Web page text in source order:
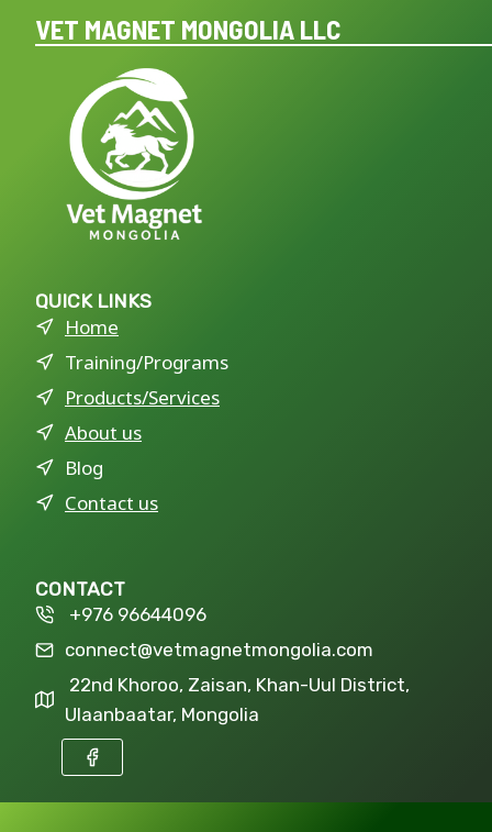
VET MAGNET MONGOLIA LLC
QUICK LINKS
Home
Training/Programs
Products/Services
About us
Blog
Contact us
CONTACT
+976 96644096
connect@vetmagnetmongolia.com
22nd Khoroo, Zaisan, Khan-Uul District,
Ulaanbaatar, Mongolia